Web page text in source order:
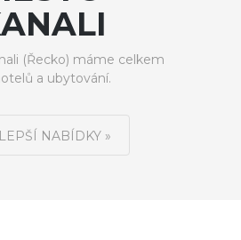
(Řecko) máme celkem
a ubytování.
NABÍDKY »